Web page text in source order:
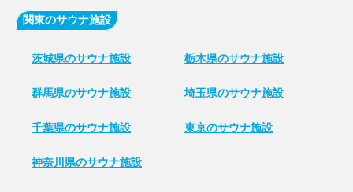
関東のサウナ施設
茨城県のサウナ施設 栃木県のサウナ施設
群馬県のサウナ施設 埼玉県のサウナ施設
千葉県のサウナ施設 東京のサウナ施設
神奈川県のサウナ施設